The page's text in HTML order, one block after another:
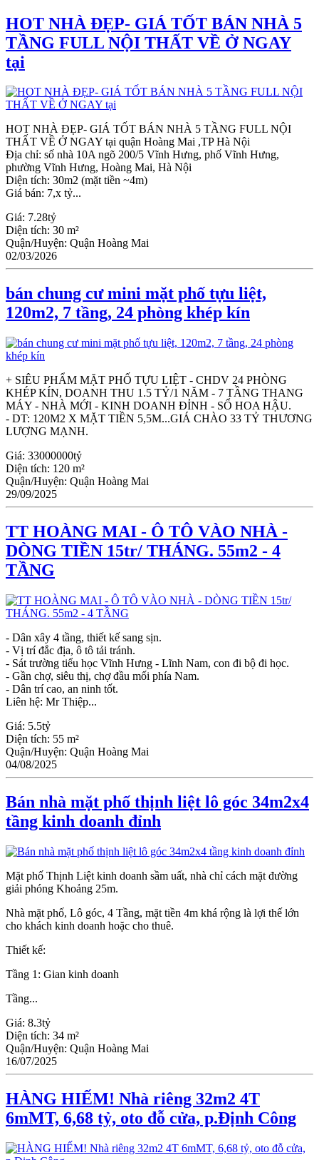
HOT NHÀ ĐẸP- GIÁ TỐT BÁN NHÀ 5
TẦNG FULL NỘI THẤT VỀ Ở NGAY
tại
HOT NHÀ ĐẸP- GIÁ TỐT BÁN NHÀ 5 TẦNG FULL NỘI
THẤT VỀ Ở NGAY tại quận Hoàng Mai ,TP Hà Nội
Địa chỉ: số nhà 10A ngõ 200/5 Vĩnh Hưng, phố Vĩnh Hưng,
phường Vĩnh Hưng, Hoàng Mai, Hà Nội
Diện tích: 30m2 (mặt tiền ~4m)
Giá bán: 7,x tỷ...
Giá: 7.28tỷ
Diện tích: 30 m²
Quận/Huyện: Quận Hoàng Mai
02/03/2026
bán chung cư mini mặt phố tựu liệt,
120m2, 7 tầng, 24 phòng khép kín
+ SIÊU PHẨM MẶT PHỐ TỰU LIỆT - CHDV 24 PHÒNG
KHÉP KÍN, DOANH THU 1.5 TỶ/1 NĂM - 7 TẦNG THANG
MÁY - NHÀ MỚI - KINH DOANH ĐỈNH - SỔ HOA HẬU.
- DT: 120M2 X MẶT TIỀN 5,5M...GIÁ CHÀO 33 TỶ THƯƠNG
LƯỢNG MẠNH.
Giá: 33000000tỷ
Diện tích: 120 m²
Quận/Huyện: Quận Hoàng Mai
29/09/2025
TT HOÀNG MAI - Ô TÔ VÀO NHÀ -
DÒNG TIỀN 15tr/ THÁNG. 55m2 - 4
TẦNG
- Dân xây 4 tầng, thiết kế sang sịn.
- Vị trí đắc địa, ô tô tải tránh.
- Sát trường tiểu học Vĩnh Hưng - Lĩnh Nam, con đi bộ đi học.
- Gần chợ, siêu thị, chợ đầu mối phía Nam.
- Dân trí cao, an ninh tốt.
Liên hệ: Mr Thiệp...
Giá: 5.5tỷ
Diện tích: 55 m²
Quận/Huyện: Quận Hoàng Mai
04/08/2025
Bán nhà mặt phố thịnh liệt lô góc 34m2x4
tầng kinh doanh đỉnh
Mặt phố Thịnh Liệt kinh doanh sầm uất, nhà chỉ cách mặt đường
giải phóng Khoảng 25m.
Nhà mặt phố, Lô góc, 4 Tầng, mặt tiền 4m khá rộng là lợi thế lớn
cho khách kinh doanh hoặc cho thuê.
Thiết kế:
Tầng 1: Gian kinh doanh
Tầng...
Giá: 8.3tỷ
Diện tích: 34 m²
Quận/Huyện: Quận Hoàng Mai
16/07/2025
HÀNG HIẾM! Nhà riêng 32m2 4T
6mMT, 6,68 tỷ, oto đỗ cửa, p.Định Công